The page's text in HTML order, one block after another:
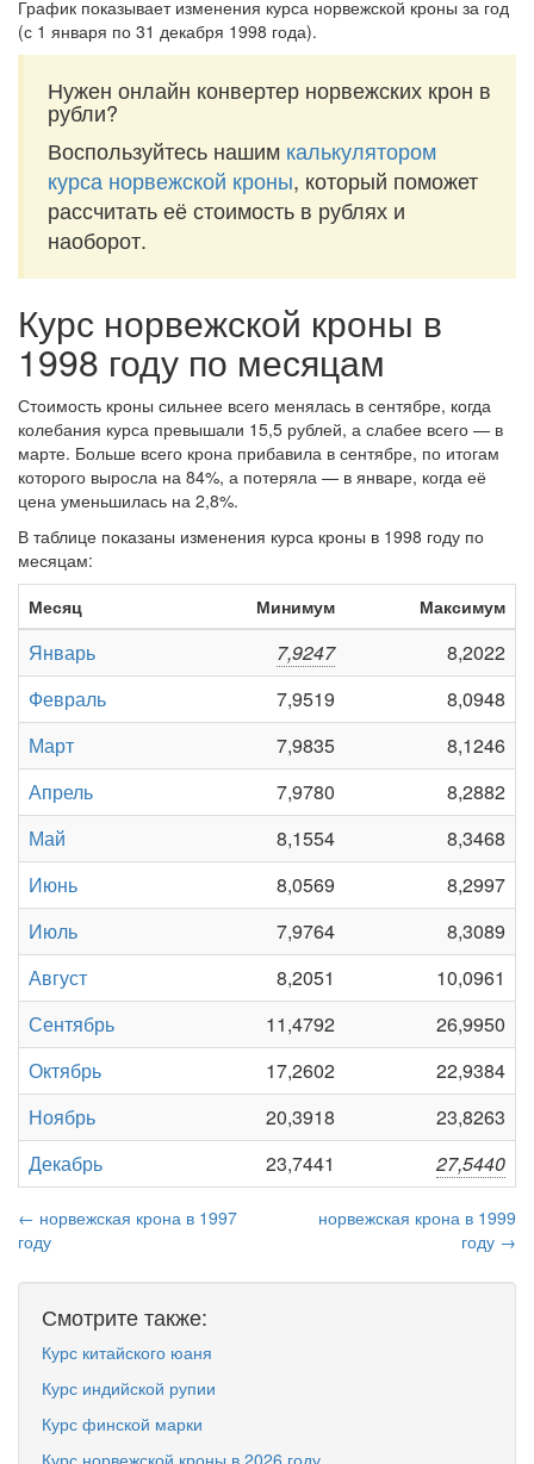
График показывает изменения курса норвежской кроны за год
(с 1 января по 31 декабря 1998 года).
Нужен онлайн конвертер норвежских крон в
рубли?
Воспользуйтесь нашим калькулятором
курса норвежской кроны, который поможет
рассчитать её стоимость в рублях и
наоборот.
Курс норвежской кроны в
1998 году по месяцам
Стоимость кроны сильнее всего менялась в сентябре, когда
колебания курса превышали 15,5 рублей, а слабее всего — в
марте. Больше всего крона прибавила в сентябре, по итогам
которого выросла на 84%, а потеряла — в январе, когда её
цена уменьшилась на 2,8%.
В таблице показаны изменения курса кроны в 1998 году по
месяцам:
Месяц
Минимум Максимум
Январь 7,9247
8,2022
Февраль
7,9519
8,0948
Март
7,9835
8,1246
Апрель
7,9780
8,2882
Май
8,1554
8,3468
Июнь
8,0569
8,2997
Июль
7,9764
8,3089
Август
8,2051
10,0961
Сентябрь
11,4792
26,9950
Октябрь
17,2602
22,9384
Ноябрь
20,3918
23,8263
Декабрь
23,7441 27,5440
← норвежская крона в 1997
году
норвежская крона в 1999
году →
Смотрите также:
Курс китайского юаня
Курс индийской рупии
Курс финской марки
Курс норвежской кроны в 2026 году